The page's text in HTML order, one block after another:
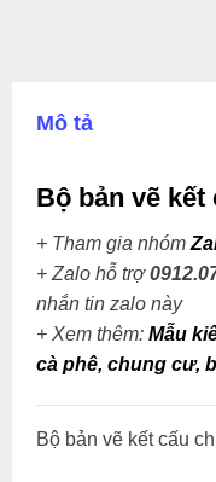
Mô tả
Bộ bản vẽ kết
+ Tham gia nhóm
+ Zalo hỗ trợ
nhắn tin zalo này
+ Xem thêm: Mẫu
cà phê, chung cư,
Bộ bản vẽ kết cấu